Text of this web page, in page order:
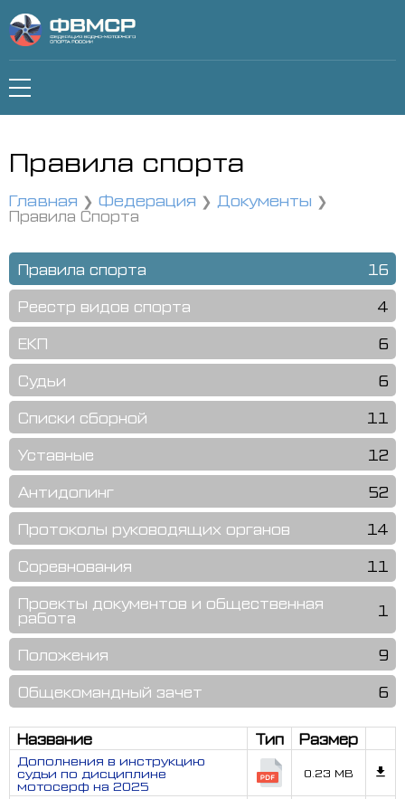
Правила спорта
Главная Федерация Документы
Правила Спорта
Правила спорта 16
Реестр видов спорта 4
ЕКП 6
Судьи 6
Списки сборной 11
Уставные 12
Антидопинг 52
Протоколы руководящих органов 14
Соревнования 11
Проекты документов и общественная
работа
1
Положения 9
Общекомандный зачет 6
Название Тип Размер
Дополнения в инструкцию
судьи по дисциплине
мотосерф на 2025
0.23 MB